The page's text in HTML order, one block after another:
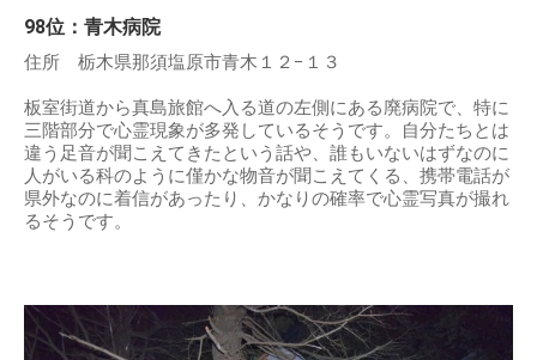
98位：青木病院
住所 栃木県那須塩原市青木１２−１３
板室街道から真島旅館へ入る道の左側にある廃病院で、特に
三階部分で心霊現象が多発しているそうです。自分たちとは
違う足音が聞こえてきたという話や、誰もいないはずなのに
人がいる科のように僅かな物音が聞こえてくる、携帯電話が
県外なのに着信があったり、かなりの確率で心霊写真が撮れ
るそうです。